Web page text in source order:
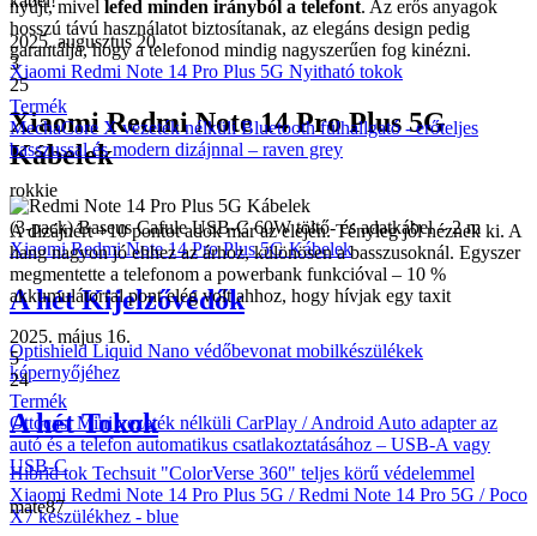
nyújt, mivel lefed minden irányból a telefont. Az erős anyagok
hosszú távú használatot biztosítanak, az elegáns design pedig
garantálja, hogy a telefonod mindig nagyszerűen fog kinézni.
Xiaomi Redmi Note 14 Pro Plus 5G Nyitható tokok
Xiaomi Redmi Note 14 Pro Plus 5G
Kábelek
(3-pack) Baseus Cafule USB-C 60W töltő- és adatkábel – 2 m
Xiaomi Redmi Note 14 Pro Plus 5G Kábelek
A hét Kijelzővédők
Optishield Liquid Nano védőbevonat mobilkészülékek
képernyőjéhez
A hét Tokok
Hibrid tok Techsuit "ColorVerse 360" teljes körű védelemmel
Xiaomi Redmi Note 14 Pro Plus 5G / Redmi Note 14 Pro 5G / Poco
X7 készülékhez - blue
2025. augusztus 20.
3
25
Termék
MechaCore X vezeték nélküli Bluetooth fülhallgató - erőteljes
basszussal és modern dizájnnal – raven grey
rokkie
A dizájnért +10 pontot adok már az elején. Tényleg jól néznek ki. A
hang nagyon jó ehhez az árhoz, különösen a basszusoknál. Egyszer
megmentette a telefonom a powerbank funkcióval – 10 %
akkumulátorral pont elég volt ahhoz, hogy hívjak egy taxit
2025. május 16.
5
24
Termék
Ottocast Mini vezeték nélküli CarPlay / Android Auto adapter az
autó és a telefon automatikus csatlakoztatásához – USB-A vagy
USB-C
mate87